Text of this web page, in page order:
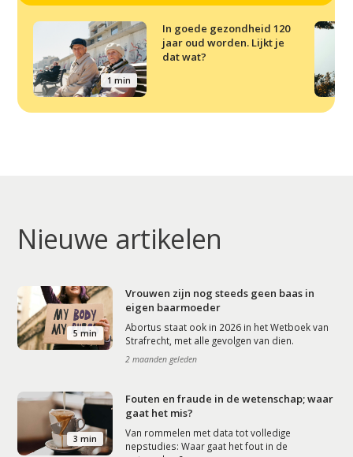
1 min
In goede gezondheid 120
jaar oud worden. Lijkt je
dat wat?
Nieuwe artikelen
5 min
Vrouwen zijn nog steeds geen baas in
eigen baarmoeder
Abortus staat ook in 2026 in het Wetboek van
Strafrecht, met alle gevolgen van dien.
2 maanden geleden
3 min
Fouten en fraude in de wetenschap; waar
gaat het mis?
Van rommelen met data tot volledige
nepstudies: Waar gaat het fout in de